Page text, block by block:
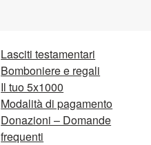
Lasciti testamentari
Bomboniere e regali
Il tuo 5x1000
Modalità di pagamento
Donazioni – Domande
frequenti